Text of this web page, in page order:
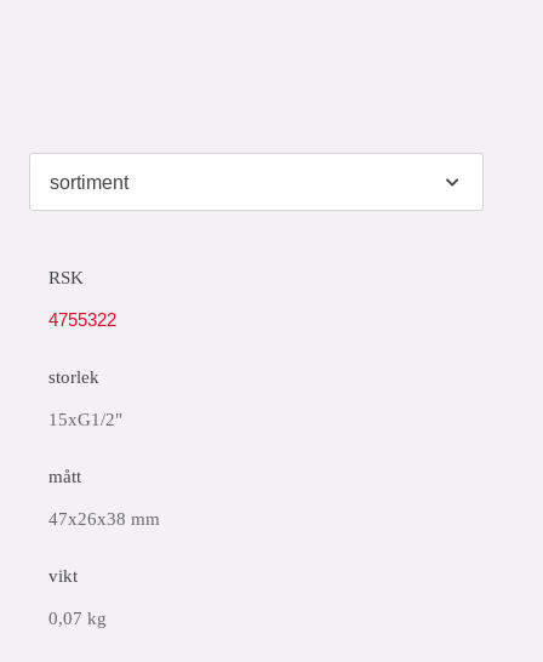
RSK
4755322
storlek
15xG1/2"
mått
47x26x38 mm
vikt
0,07 kg